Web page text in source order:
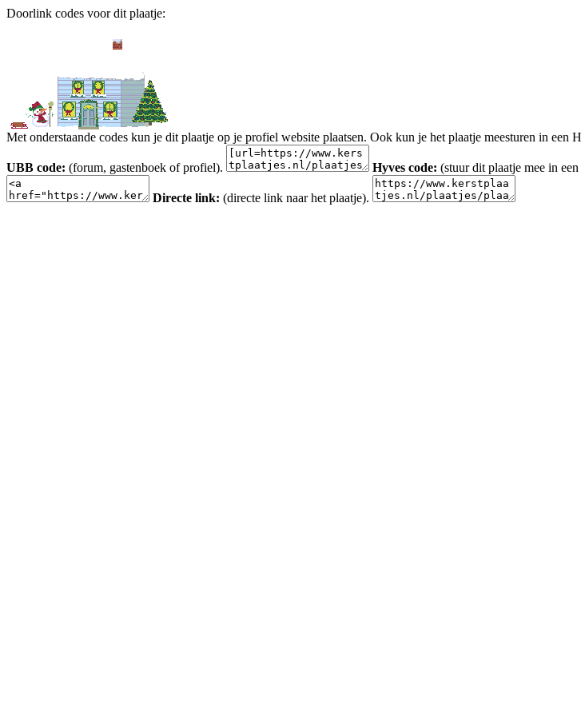
Doorlink codes voor dit plaatje:
Met onderstaande codes kun je dit plaatje op je profiel website plaatsen. Ook kun je het plaatje meesturen in een
UBB code: (forum, gastenboek of profiel). Hyves code: (stuur dit plaatje mee in
Directe link: (directe link naar het plaatje).